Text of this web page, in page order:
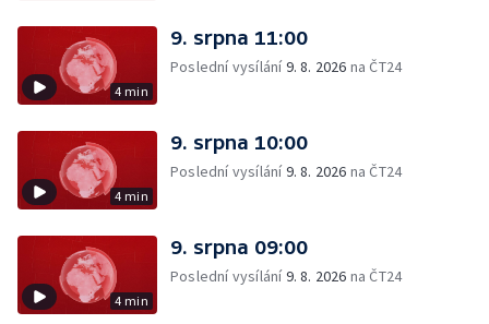
4 min
9. srpna 11:00
Poslední vysílání9. 8. 2026 na ČT24
4 min
9. srpna 10:00
Poslední vysílání9. 8. 2026 na ČT24
4 min
9. srpna 09:00
Poslední vysílání9. 8. 2026 na ČT24